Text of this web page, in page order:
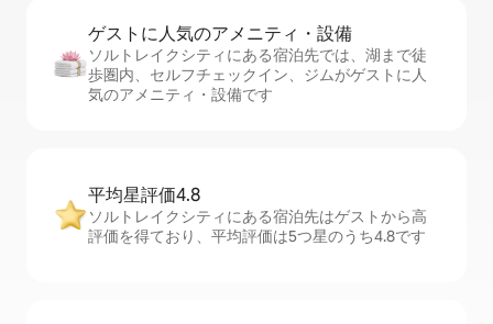
ゲストに人⁠気⁠のア⁠メ⁠ニ⁠テ⁠ィ・設⁠備
ソルトレイクシティにある宿泊先では、湖まで徒
歩圏内、セ⁠ル⁠フチ⁠ェ⁠ッ⁠ク⁠イ⁠ン、ジムがゲストに人
気のアメニティ・設備です
平均星評価4.8
ソルトレイクシティにある宿泊先はゲストから高
評価を得ており、平均評価は5つ星のうち4.8です